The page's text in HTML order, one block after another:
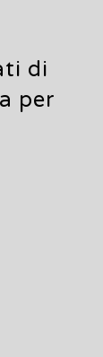
di
per